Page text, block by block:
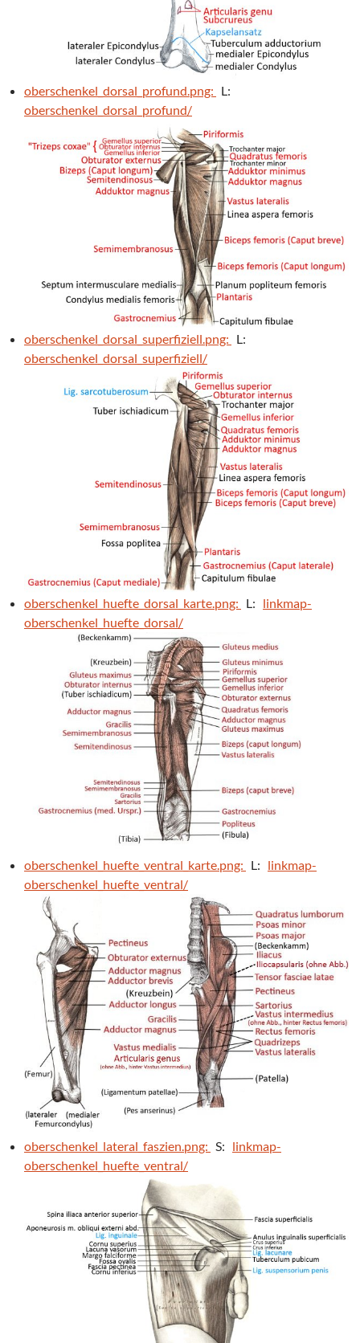
oberschenkel_dorsal_profund.png: L:
oberschenkel_dorsal_profund/
oberschenkel_dorsal_superfiziell.png: L:
oberschenkel_dorsal_superfiziell/
oberschenkel_huefte_dorsal_karte.png: L: linkmap-
oberschenkel_huefte_dorsal/
oberschenkel_huefte_ventral_karte.png: L: linkmap-
oberschenkel_huefte_ventral/
oberschenkel_lateral_faszien.png: S: linkmap-
oberschenkel_huefte_ventral/